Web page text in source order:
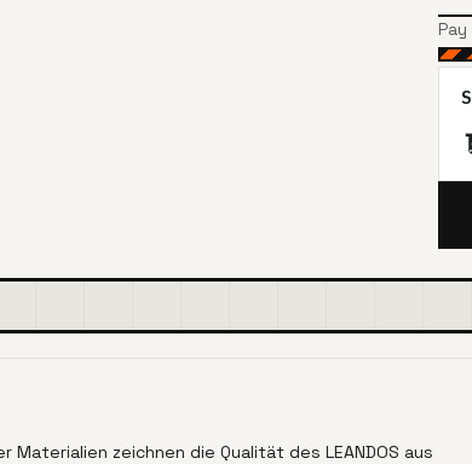
zeichnen die Qualität des LEANDOS aus